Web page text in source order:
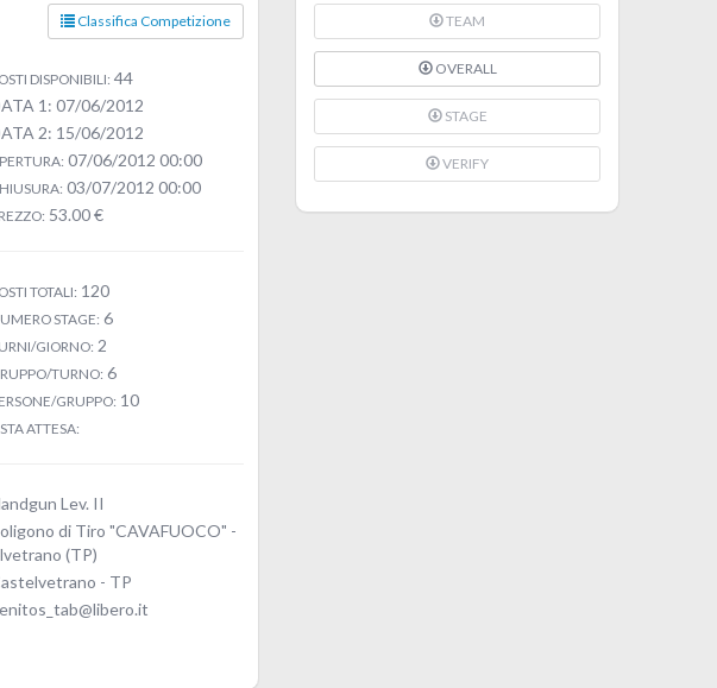
Classifica Competizione
DISPONIBILI: 44
1: 07/06/2012
2: 15/06/2012
07/06/2012 00:00
03/07/2012 00:00
53.00 €
TOTALI: 120
STAGE: 6
GIORNO: 2
TURNO: 6
GRUPPO: 10
ATTESA:
Lev. II
di Tiro "CAVAFUOCO" -
(TP)
- TP
TEAM
OVERALL
STAGE
VERIFY